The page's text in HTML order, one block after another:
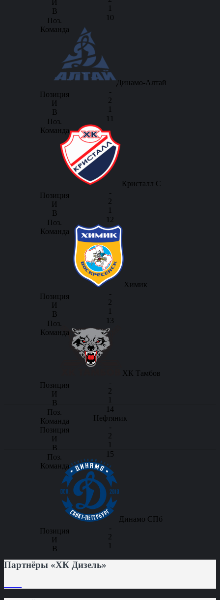
1
10
Динамо-Алтай
-
2
1
11
Кристалл С
-
2
1
12
Химик
-
2
1
13
ХК Тамбов
-
2
1
14
Нефтяник
-
2
1
15
Динамо СПб
-
2
1
Партнёры «ХК Дизель»